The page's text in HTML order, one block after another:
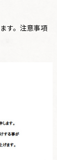
す。注意事項